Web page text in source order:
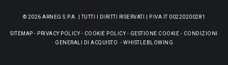
© 2026 ARNEG S.P.A. | TUTTI I DIRITTI RISERVATI | P.IVA IT 00220200281
SITEMAP - PRIVACY POLICY- COOKIE POLICY- GESTIONE COOKIE - CONDIZIONI
GENERALI DI ACQUISTO - WHISTLEBLOWING